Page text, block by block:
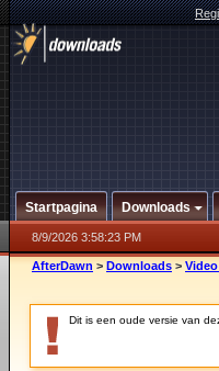
Startpagina Downloads
8/9/2026 3:58:23 PM
AfterDawn > Downloads >
Dit is een oude versie van